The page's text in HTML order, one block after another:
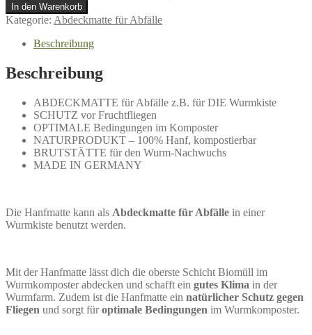
In den Warenkorb
Kategorie: Abdeckmatte für Abfälle
Beschreibung
Beschreibung
ABDECKMATTE für Abfälle z.B. für DIE Wurmkiste
SCHUTZ vor Fruchtfliegen
OPTIMALE Bedingungen im Komposter
NATURPRODUKT – 100% Hanf, kompostierbar
BRUTSTÄTTE für den Wurm-Nachwuchs
MADE IN GERMANY
Die Hanfmatte kann als Abdeckmatte für Abfälle in einer
Wurmkiste benutzt werden.
Mit der Hanfmatte lässt dich die oberste Schicht Biomüll im
Wurmkomposter abdecken und schafft ein gutes Klima in der
Wurmfarm. Zudem ist die Hanfmatte ein natürlicher Schutz gegen
Fliegen und sorgt füroptimale Bedingungen im Wurmkomposter.